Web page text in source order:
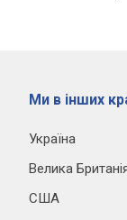
Ми в інших
Україна
Велика
США